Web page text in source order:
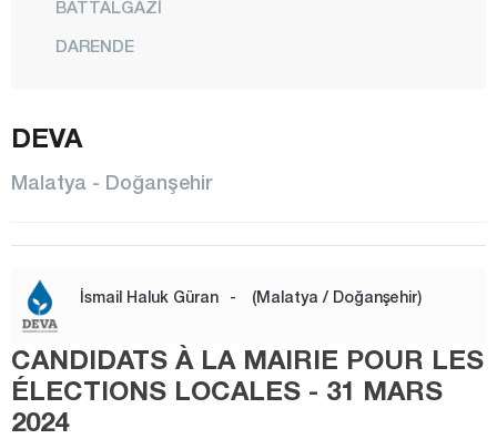
BATTALGAZİ
DARENDE
DOĞANYOL
HEKİMHAN
KULUNCAK
PÜTÜRGE
YAZIHAN
YEŞİLYURT
Manisa
DEVA
Malatya - Doğanşehir
İsmail Haluk Güran - (Malatya / Doğanşehir)
CANDIDATS À LA MAIRIE POUR LES
ÉLECTIONS LOCALES - 31 MARS
2024